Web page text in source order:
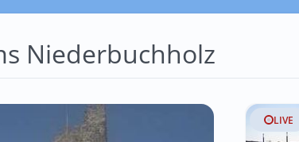
Niederbuchholz
LIVE